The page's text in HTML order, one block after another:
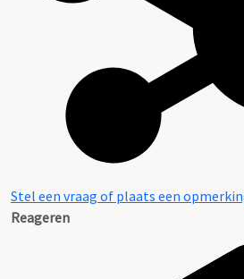
Stel een vraag of plaats een
Reageren